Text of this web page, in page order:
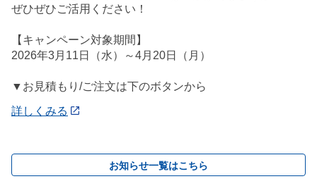
ぜひぜひご活用ください！
【キャンペーン対象期間】
2026年3月11日（水）～4月20日（月）
▼お見積もり/ご注文は下のボタンから
詳しくみる
お知らせ一覧はこちら